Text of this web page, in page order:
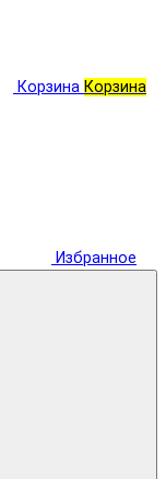
Корзина Корзина
Избранное